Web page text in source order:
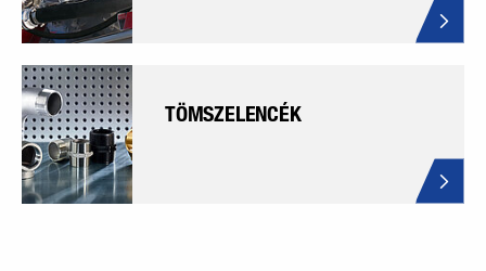
TÖMSZELENCÉK